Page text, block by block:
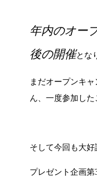
年内のオー
後の開催とな
まだオープンキ
ん、一度参加し
そして今回も大好
プレゼント企画